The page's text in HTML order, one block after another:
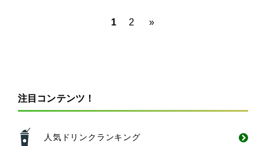
1 2 »
注目コンテンツ！
人気ドリンクランキング